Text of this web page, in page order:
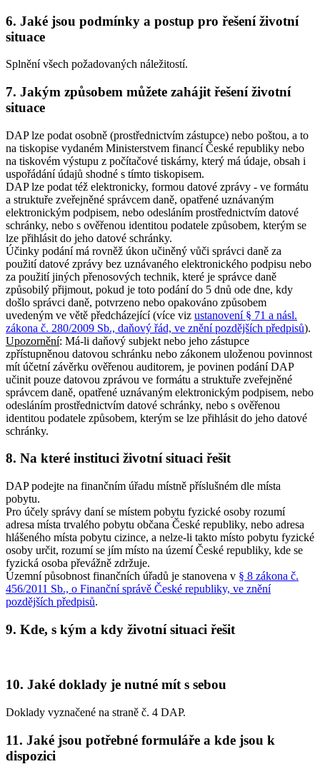
6. Jaké jsou podmínky a postup pro řešení životní
situace
Splnění všech požadovaných náležitostí.
7. Jakým způsobem můžete zahájit řešení životní
situace
DAP lze podat osobně (prostřednictvím zástupce) nebo poštou, a to
na tiskopise vydaném Ministerstvem financí České republiky nebo
na tiskovém výstupu z počítačové tiskárny, který má údaje, obsah i
uspořádání údajů shodné s tímto tiskopisem.
DAP lze podat též elektronicky, formou datové zprávy - ve formátu
a struktuře zveřejněné správcem daně, opatřené uznávaným
elektronickým podpisem, nebo odesláním prostřednictvím datové
schránky, nebo s ověřenou identitou podatele způsobem, kterým se
lze přihlásit do jeho datové schránky.
Účinky podání má rovněž úkon učiněný vůči správci daně za
použití datové zprávy bez uznávaného elektronického podpisu nebo
za použití jiných přenosových technik, které je správce daně
způsobilý přijmout, pokud je toto podání do 5 dnů ode dne, kdy
došlo správci daně, potvrzeno nebo opakováno způsobem
uvedeným ve větě předcházející (více viz ustanovení § 71 a násl.
zákona č. 280/2009 Sb., daňový řád, ve znění pozdějších předpisů).
Upozornění: Má-li daňový subjekt nebo jeho zástupce
zpřístupněnou datovou schránku nebo zákonem uloženou povinnost
mít účetní závěrku ověřenou auditorem, je povinen podání DAP
učinit pouze datovou zprávou ve formátu a struktuře zveřejněné
správcem daně, opatřené uznávaným elektronickým podpisem, nebo
odesláním prostřednictvím datové schránky, nebo s ověřenou
identitou podatele způsobem, kterým se lze přihlásit do jeho datové
schránky.
8. Na které instituci životní situaci řešit
DAP podejte na finančním úřadu místně příslušném dle místa
pobytu.
Pro účely správy daní se místem pobytu fyzické osoby rozumí
adresa místa trvalého pobytu občana České republiky, nebo adresa
hlášeného místa pobytu cizince, a nelze-li takto místo pobytu fyzické
osoby určit, rozumí se jím místo na území České republiky, kde se
fyzická osoba převážně zdržuje.
Územní působnost finančních úřadů je stanovena v § 8 zákona č.
456/2011 Sb., o Finanční správě České republiky, ve znění
pozdějších předpisů.
9. Kde, s kým a kdy životní situaci řešit
10. Jaké doklady je nutné mít s sebou
Doklady vyznačené na straně č. 4 DAP.
11. Jaké jsou potřebné formuláře a kde jsou k
dispozici